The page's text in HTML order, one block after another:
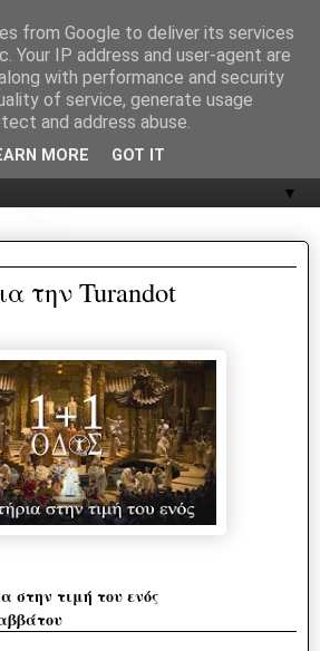
▼
την Turandot
στην τιμή του ενός
from Google to deliver its services
Your IP address and user-agent are
with performance and security
of service, generate usage
and address abuse.
MORE GOT IT